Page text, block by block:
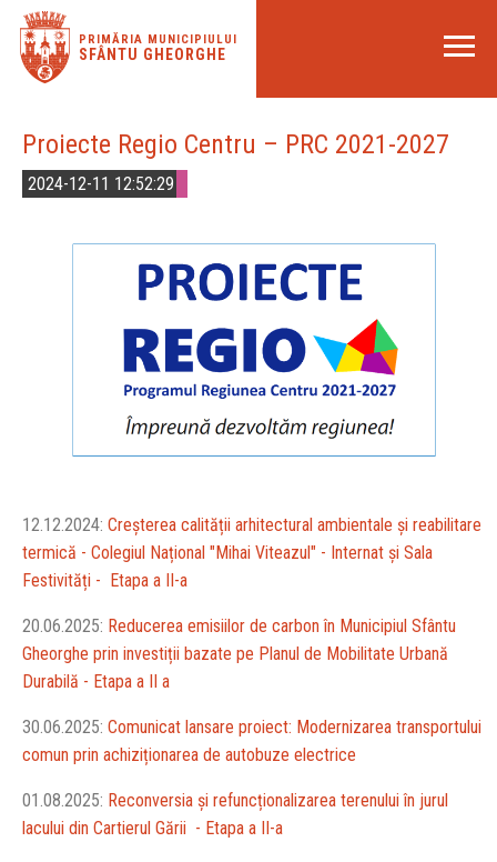
PRIMĂRIA MUNICIPIULUI
SFÂNTU GHEORGHE
Proiecte Regio Centru – PRC 2021-2027
2024-12-11 12:52:29
12.12.2024: Creșterea calității arhitectural ambientale și reabilitare
termică - Colegiul Național "Mihai Viteazul" - Internat și Sala
Festivități - Etapa a II-a
20.06.2025: Reducerea emisiilor de carbon în Municipiul Sfântu
Gheorghe prin investiții bazate pe Planul de Mobilitate Urbană
Durabilă - Etapa a II a
30.06.2025: Comunicat lansare proiect: Modernizarea transportului
comun prin achiziționarea de autobuze electrice
01.08.2025: Reconversia și refuncționalizarea terenului în jurul
lacului din Cartierul Gării - Etapa a II-a